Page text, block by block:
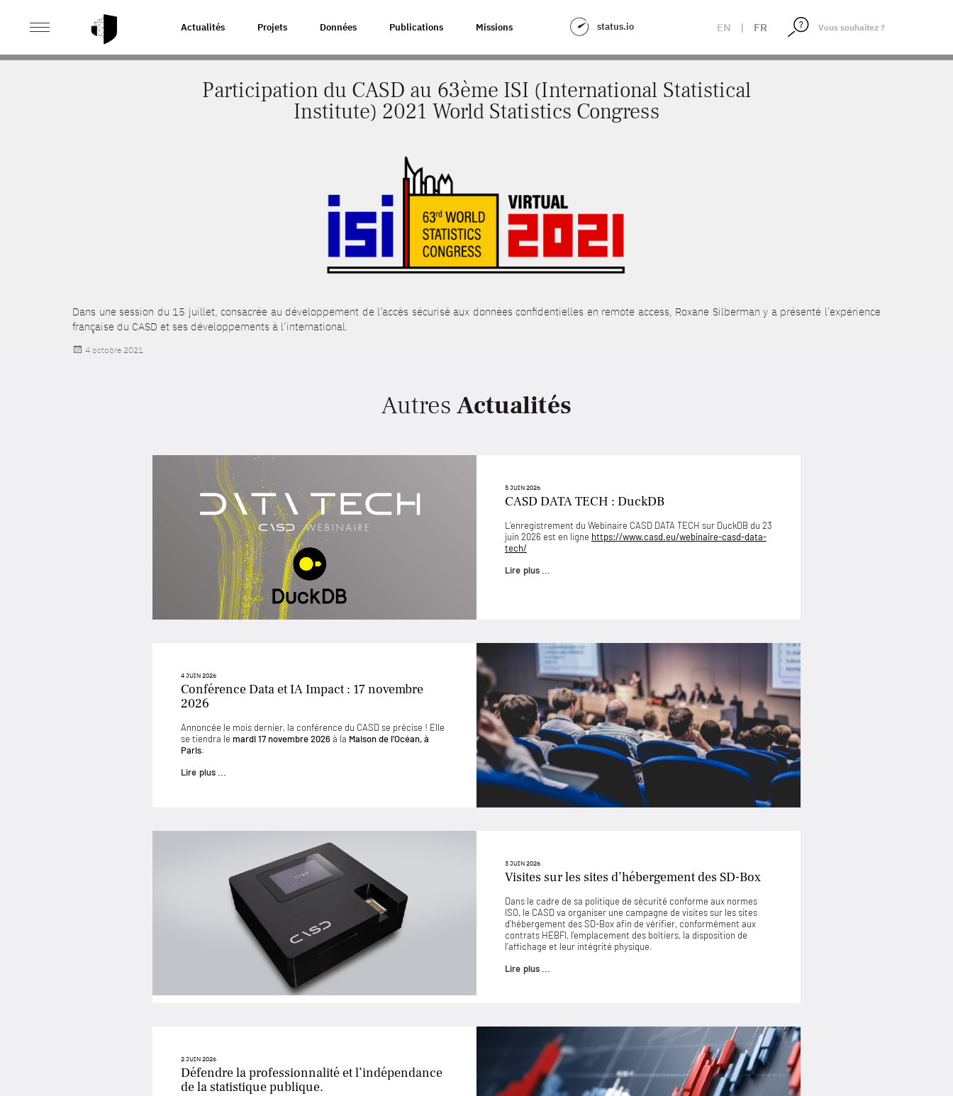
Actualités Projets Données Publications Missions status.io EN | FR
ACCUEIL ACTUALITÉS > PARTICIPATION DU CASD AU 63ÈME ISI (INTERNATIONAL STATISTICAL INSTITUTE) 2021 WORLD STATISTICS CONGRESS
Participation du CASD au 63ème ISI (International Statistical
Institute) 2021 World Statistics Congress
Dans une session du 15 juillet, consacrée au développement de l’accès sécurisé aux données confidentielles en remote access, Roxane Silberman y a présenté l’expérience
française du CASD et ses développements à l’international.
Publié
4 octobre 2021
Autres Actualités
5 JUIN 2026
CASD DATA TECH : DuckDB
L’enregistrement du Webinaire CASD DATA TECH sur DuckDB du 23
juin 2026 est en ligne https://www.casd.eu/webinaire-casd-data-
tech/
Lire plus ...
4 JUIN 2026
Conférence Data et IA Impact : 17 novembre
2026
Annoncée le mois dernier, la conférence du CASD se précise ! Elle
se tiendra le mardi 17 novembre 2026à la Maison de l’Océan, à
Paris.
Lire plus ...
3 JUIN 2026
Visites sur les sites d’hébergement des SD-Box
Dans le cadre de sa politique de sécurité conforme aux normes
ISO, le CASD va organiser une campagne de visites sur les sites
d’hébergement des SD-Box afin de vérifier, conformément aux
contrats HEBFI, l’emplacement des boîtiers, la disposition de
l’affichage et leur intégrité physique.
Lire plus ...
2 JUIN 2026
Défendre la professionnalité et l’indépendance
de la statistique publique.